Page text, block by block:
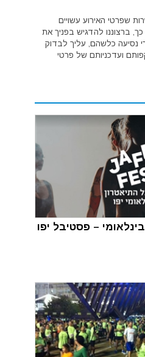
שפרטי האירוע עשויים
ברצוננו להדגיש בפניך את
נסיעה כלשהם, עליך לבדוק
ועדכניותם של פרטי
– פסטיבל יפו